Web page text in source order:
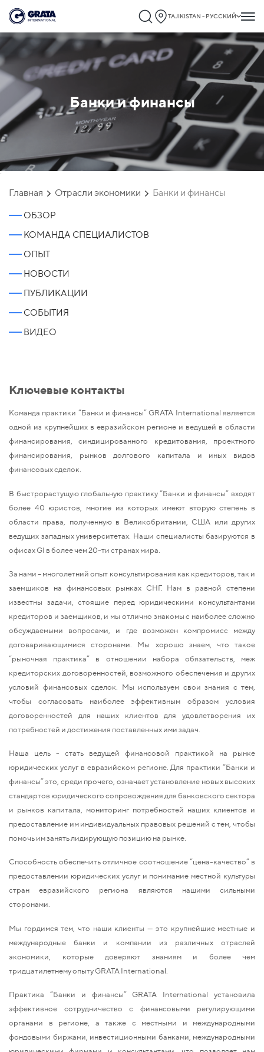
TAJIKISTAN - РУССКИЙ
Банки и финансы
`
Главная Отрасли экономики Банки и финансы
ОБЗОР
КОМАНДА СПЕЦИАЛИСТОВ
ОПЫТ
НОВОСТИ
ПУБЛИКАЦИИ
СОБЫТИЯ
ВИДЕО
Ключевые контакты
Команда практики “Банки и финансы” GRATA International является
одной из крупнейших в евразийском регионе и ведущей в области
финансирования, синдицированного кредитования, проектного
финансирования, рынков долгового капитала и иных видов
финансовых сделок.
В быстрорастущую глобальную практику “Банки и финансы” входят
более 40 юристов, многие из которых имеют вторую степень в
области права, полученную в Великобритании, США или других
ведущих западных университетах. Наши специалисты базируются в
офисах GI в более чем 20-ти странах мира.
За нами – многолетний опыт консультирования как кредиторов, так и
заемщиков на финансовых рынках СНГ. Нам в равной степени
известны задачи, стоящие перед юридическими консультантами
кредиторов и заемщиков, и мы отлично знакомы с наиболее сложно
обсуждаемыми вопросами, и где возможен компромисс между
договаривающимися сторонами. Мы хорошо знаем, что такое
“рыночная практика” в отношении набора обязательств, меж
кредиторских договоренностей, возможного обеспечения и других
условий финансовых сделок. Мы используем свои знания с тем,
чтобы согласовать наиболее эффективным образом условия
договоренностей для наших клиентов для удовлетворения их
потребностей и достижения поставленных ими задач.
Наша цель - стать ведущей финансовой практикой на рынке
юридических услуг в евразийском регионе. Для практики “Банки и
финансы” это, среди прочего, означает установление новых высоких
стандартов юридического сопровождения для банковского сектора
и рынков капитала, мониторинг потребностей наших клиентов и
предоставление им индивидуальных правовых решений с тем, чтобы
помочь им занять лидирующую позицию на рынке.
Способность обеспечить отличное соотношение “цена-качество” в
предоставлении юридических услуг и понимание местной культуры
стран евразийского региона являются нашими сильными
сторонами.
Мы гордимся тем, что наши клиенты — это крупнейшие местные и
международные банки и компании из различных отраслей
экономики, которые доверяют знаниям и более чем
тридцатилетнему опыту GRATA International.
Практика “Банки и финансы” GRATA International установила
эффективное сотрудничество с финансовыми регулирующими
органами в регионе, а также с местными и международными
фондовыми биржами, инвестиционными банками, международными